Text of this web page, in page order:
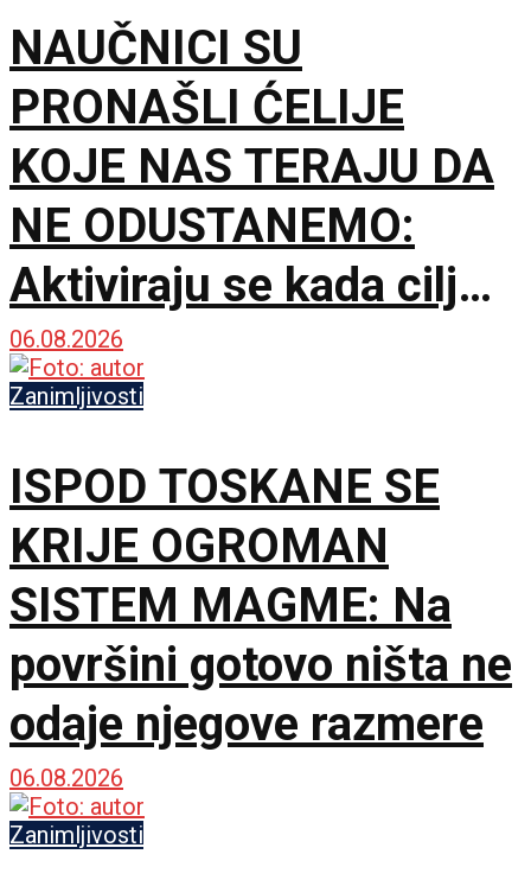
NAUČNICI SU
PRONAŠLI ĆELIJE
KOJE NAS TERAJU DA
NE ODUSTANEMO:
Aktiviraju se kada cilj
postane teži
06.08.2026
Zanimljivosti
ISPOD TOSKANE SE
KRIJE OGROMAN
SISTEM MAGME: Na
površini gotovo ništa ne
odaje njegove razmere
06.08.2026
Zanimljivosti